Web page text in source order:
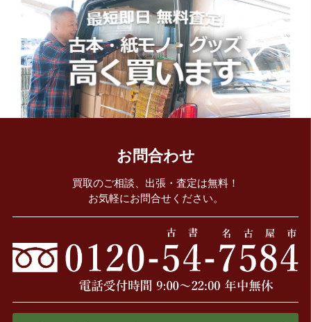
お問合わせ
買取のご相談、出張・査定は無料！
お気軽にお問合せください。